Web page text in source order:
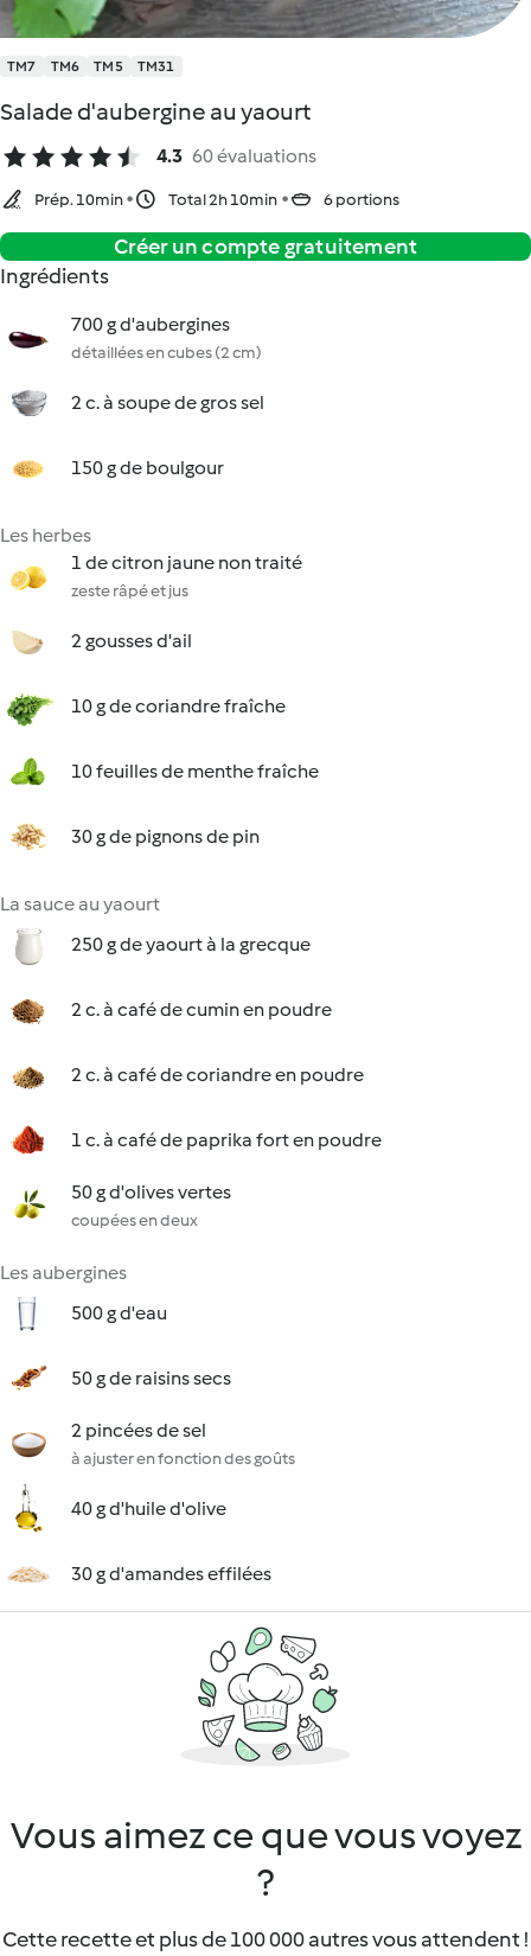
TM7 TM6 TM5 TM31
Salade d'aubergine au yaourt
4.3 60 évaluations
Prép. 10min Total 2h 10min 6 portions
Créer un compte gratuitement
Ingrédients
700 g d'aubergines
détaillées en cubes (2 cm)
2 c. à soupe de gros sel
150 g de boulgour
Les herbes
1 de citron jaune non traité
zeste râpé et jus
2 gousses d'ail
10 g de coriandre fraîche
10 feuilles de menthe fraîche
30 g de pignons de pin
La sauce au yaourt
250 g de yaourt à la grecque
2 c. à café de cumin en poudre
2 c. à café de coriandre en poudre
1 c. à café de paprika fort en poudre
50 g d'olives vertes
coupées en deux
Les aubergines
500 g d'eau
50 g de raisins secs
2 pincées de sel
à ajuster en fonction des goûts
40 g d'huile d'olive
30 g d'amandes effilées
Vous aimez ce que vous voyez
?
Cette recette et plus de 100 000 autres vous attendent !